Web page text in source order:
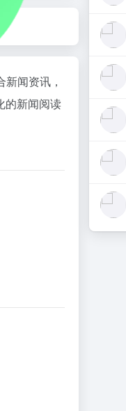
闻资讯，
的新闻阅读